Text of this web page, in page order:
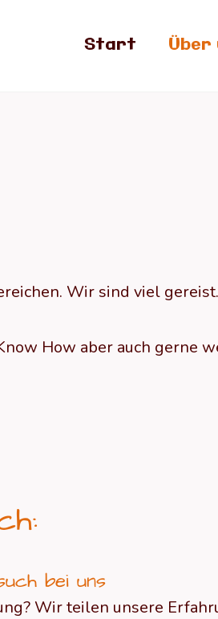
Start Über
Wir sind viel
How aber auch gerne
bei uns
Wir teilen unsere